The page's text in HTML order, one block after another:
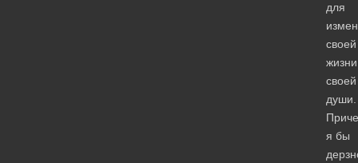
для
своей
своей
души.
я бы